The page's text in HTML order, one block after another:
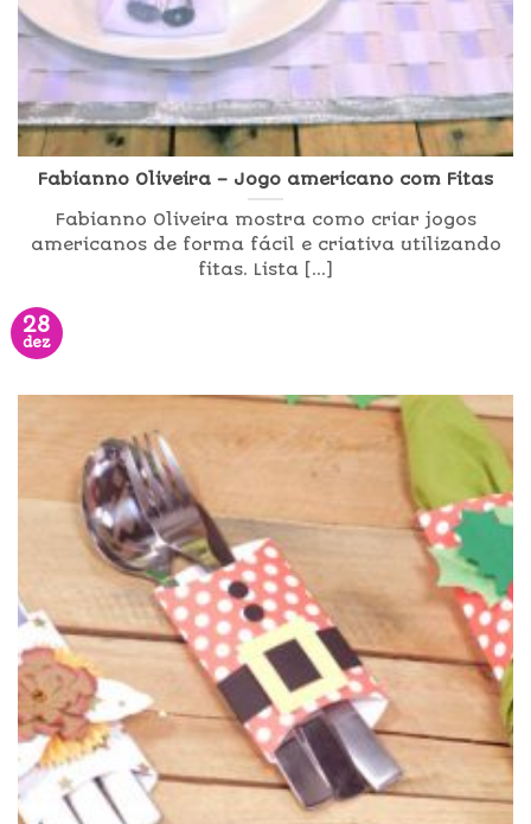
Fabianno Oliveira – Jogo americano com Fitas
Fabianno Oliveira mostra como criar jogos
americanos de forma fácil e criativa utilizando
fitas. Lista [...]
28
dez